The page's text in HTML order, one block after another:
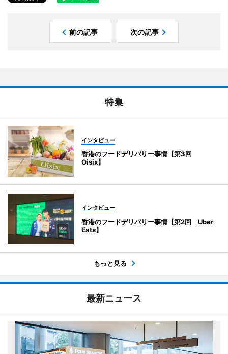
前の記事 次の記事
特集
インタビュー
香港のフードデリバリー事情【第3回
Oisix】
インタビュー
香港のフードデリバリー事情【第2回 Uber
Eats】
もっと見る
最新ニュース